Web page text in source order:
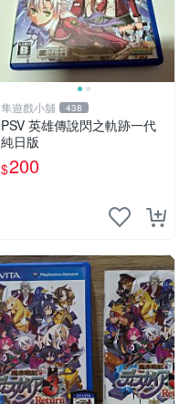
隼遊戲小舖 438
PSV 英雄傳說閃之軌跡一代
純日版
$200